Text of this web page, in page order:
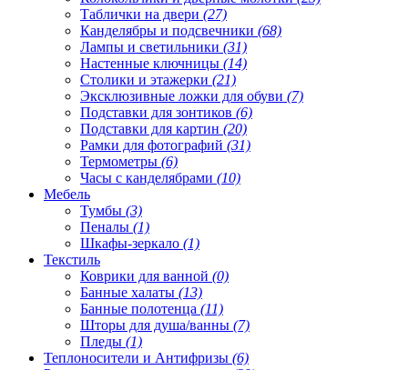
Таблички на двери (27)
Канделябры и подсвечники (68)
Лампы и светильники (31)
Настенные ключницы (14)
Столики и этажерки (21)
Эксклюзивные ложки для обуви (7)
Подставки для зонтиков (6)
Подставки для картин (20)
Рамки для фотографий (31)
Термометры (6)
Часы с канделябрами (10)
Мебель
Тумбы (3)
Пеналы (1)
Шкафы-зеркало (1)
Текстиль
Коврики для ванной (0)
Банные халаты (13)
Банные полотенца (11)
Шторы для душа/ванны (7)
Пледы (1)
Теплоносители и Антифризы (6)